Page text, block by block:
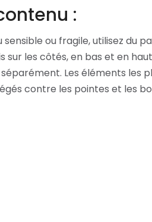
:
sensible ou fragile, utilisez
les côtés, en bas et en
Les éléments les
contre les pointes et les